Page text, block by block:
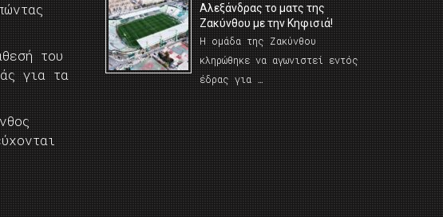
του
για τα
Αλεξάνδρας το ματς της
Ζακύνθου με την Κηφισιά!
Η ομάδα της Ζακύνθου
κληρώθηκε να αγωνιστεί εντός
έδρας για …